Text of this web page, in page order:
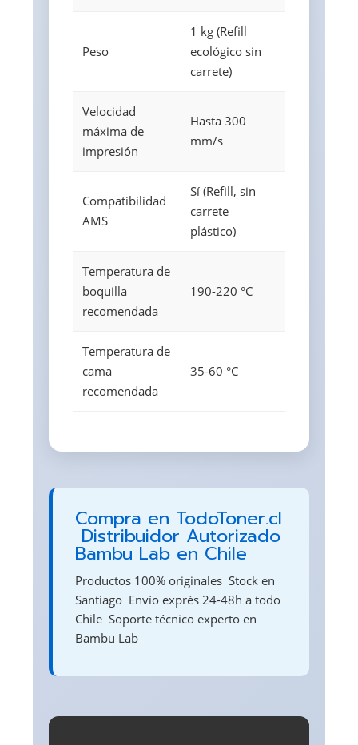
Peso
1 kg (Refill
ecológico sin
carrete)
Velocidad
máxima de
impresión
Hasta 300
mm/s
Compatibilidad
AMS
Sí (Refill, sin
carrete
plástico)
Temperatura de
boquilla
recomendada
190-220 °C
Temperatura de
cama
recomendada
35-60 °C
Compra en TodoToner.cl
 Distribuidor Autorizado
Bambu Lab en Chile
Productos 100% originales  Stock en
Santiago  Envío exprés 24-48h a todo
Chile  Soporte técnico experto en
Bambu Lab